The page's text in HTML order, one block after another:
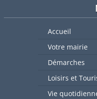
Accueil
Votre mairie
Démarches
Loisirs et
Vie